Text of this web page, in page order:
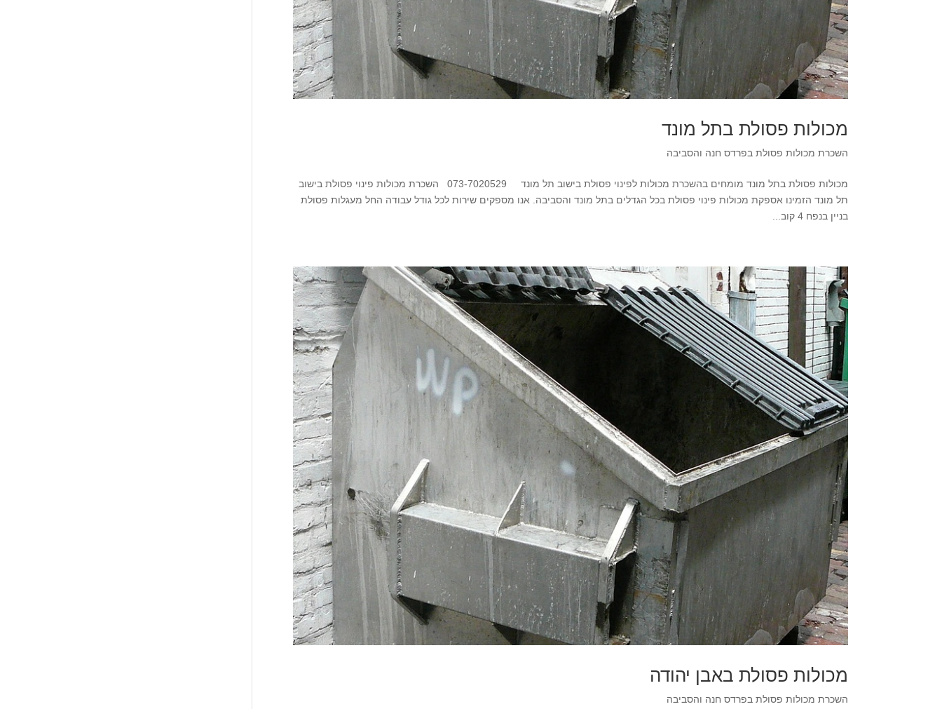
מכולות פסולת בתל מונד
השכרת מכולות פסולת בפרדס חנה והסביבה
מכולות פסולת בתל מונד מומחים בהשכרת מכולות לפינוי פסולת בישוב תל מונד 073-7020529 השכרת מכולות פינוי פסולת בישוב
תל מונד הזמינו אספקת מכולות פינוי פסולת בכל הגדלים בתל מונד והסביבה. אנו מספקים שירות לכל גודל עבודה החל מעגלות פסולת
בניין בנפח 4 קוב...
מכולות פסולת באבן יהודה
השכרת מכולות פסולת בפרדס חנה והסביבה